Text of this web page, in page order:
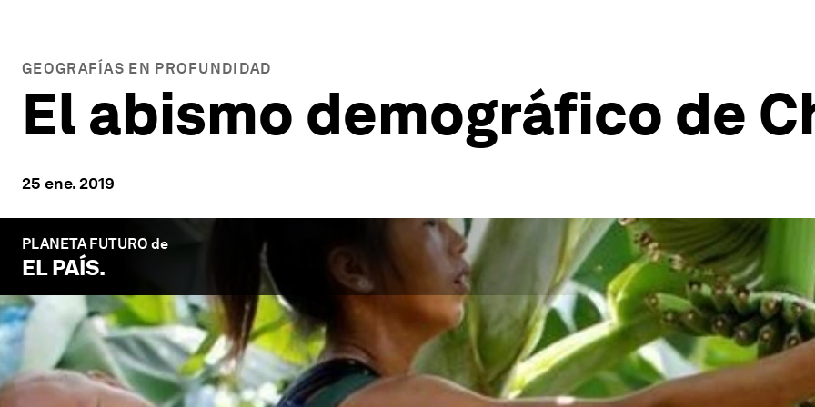
GEOGRAFÍAS EN PROFUNDIDAD
El abismo demográfico de
25 ene. 2019
PLANETA FUTURO de
EL PAÍS.